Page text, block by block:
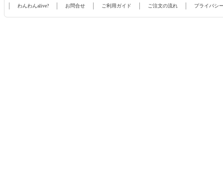
わんわんalive? お問合せ ご利用ガイド ご注文の流れ プライバシ